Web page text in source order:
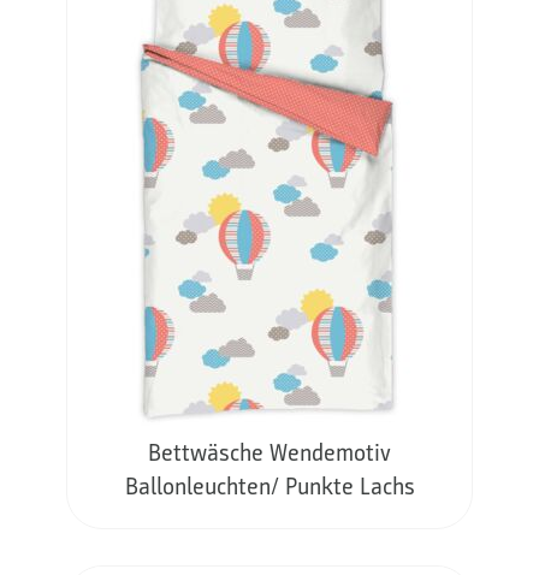
Bettwäsche Wendemotiv
Ballonleuchten/ Punkte Lachs